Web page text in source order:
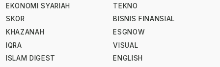
EKONOMI SYARIAH
SKOR
KHAZANAH
IQRA
ISLAM DIGEST
TEKNO
BISNIS FINANSIAL
ESGNOW
VISUAL
ENGLISH